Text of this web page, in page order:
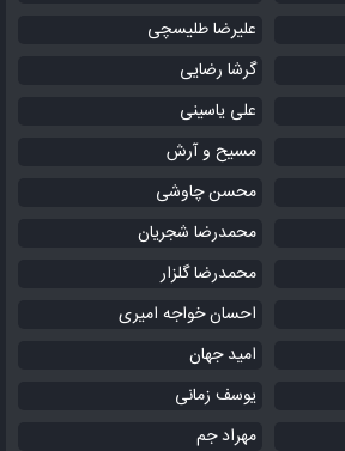
علیرضا طلیسچی
گرشا رضایی
علی یاسینی
مسیح و آرش
محسن چاوشی
محمدرضا شجریان
محمدرضا گلزار
احسان خواجه امیری
امید جهان
یوسف زمانی
مهراد جم